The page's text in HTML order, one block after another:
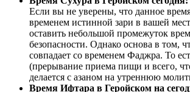
Если вы не уверены, что данное
временем истинной зари в вашей
оставить небольшой промежуток
безопасности. Однако основа в том,
совпадает со временем Фаджра. То
(прерывание приема пищи и всего,
делается с азаном на утреннюю
Время Ифтара в Геройском на